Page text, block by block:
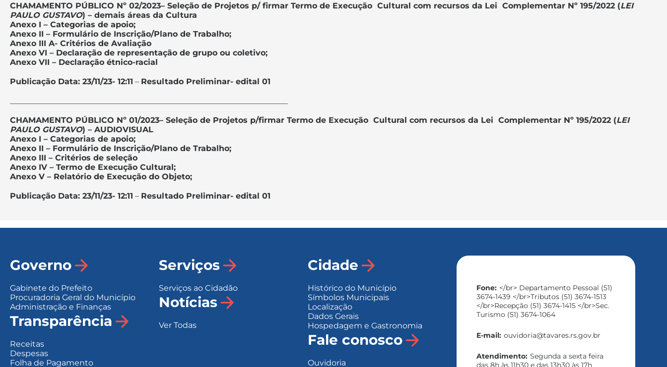
CHAMAMENTO PÚBLICO Nº 02/2023– Seleção de Projetos p/ firmar Termo de Execução Cultural com recursos da Lei Complementar Nº 195/2022 (LEI
PAULO GUSTAVO) – demais áreas da Cultura
Anexo I – Categorias de apoio;
Anexo II – Formulário de Inscrição/Plano de Trabalho;
Anexo III A- Critérios de Avaliação
Anexo VI – Declaração de representação de grupo ou coletivo;
Anexo VII – Declaração étnico-racial
Publicação Data: 23/11/23- 12:11 – Resultado Preliminar- edital 01
CHAMAMENTO PÚBLICO Nº 01/2023– Seleção de Projetos p/firmar Termo de Execução Cultural com recursos da Lei Complementar Nº 195/2022 (LEI
PAULO GUSTAVO) – AUDIOVISUAL
Anexo I – Categorias de apoio;
Anexo II – Formulário de Inscrição/Plano de Trabalho;
Anexo III – Critérios de seleção
Anexo IV – Termo de Execução Cultural;
Anexo V – Relatório de Execução do Objeto;
Publicação Data: 23/11/23- 12:11 – Resultado Preliminar- edital 01
Governo
Gabinete do Prefeito
Procuradoria Geral do Município
Administração e Finanças
Transparência
Receitas
Despesas
Folha de Pagamento
Serviços
Serviços ao Cidadão
Notícias
Ver Todas
Cidade
Histórico do Município
Símbolos Municipais
Localização
Dados Gerais
Hospedagem e Gastronomia
Fale conosco
Ouvidoria
Fone: </br> Departamento Pessoal (51)
3674-1439 </br>Tributos (51) 3674-1513
</br>Recepção (51) 3674-1415 </br>Sec.
Turismo (51) 3674-1064
E-mail: ouvidoria@tavares.rs.gov.br
Atendimento: Segunda a sexta feira
das 8h às 11h30 e das 13h30 às 17h